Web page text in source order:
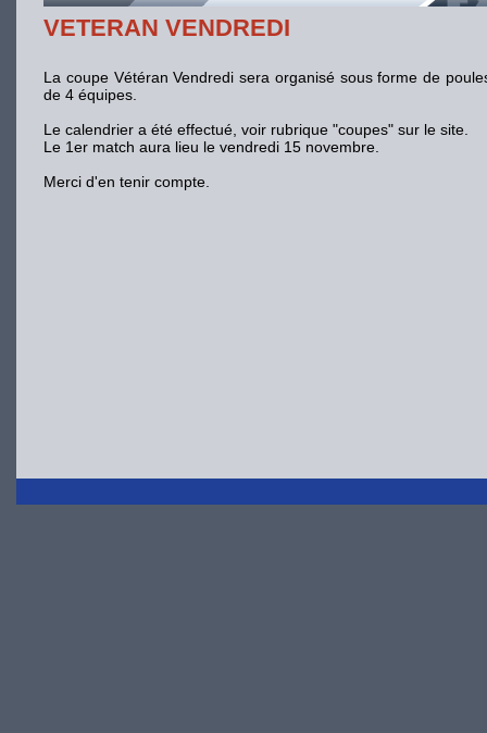
VETERAN VENDREDI
La coupe Vétéran Vendredi sera organisé sous forme de
de 4 équipes.
Le calendrier a été effectué, voir rubrique "coupes" sur le site.
Le 1er match aura lieu le vendredi 15 novembre.
Merci d'en tenir compte.